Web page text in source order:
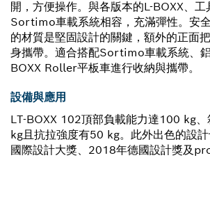
開，方便操作。與各版本的L-BOXX、工
Sortimo車載系統相容，充滿彈性。安
的材質是堅固設計的關鍵，額外的正面
身攜帶。適合搭配Sortimo車載系統、
BOXX Roller平板車進行收納與攜帶。
設備與應用
LT-BOXX 102頂部負載能力達100 kg
kg且抗拉強度有50 kg。此外出色的設
國際設計大獎、2018年德國設計獎及